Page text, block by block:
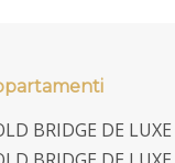
BRIDGE DE